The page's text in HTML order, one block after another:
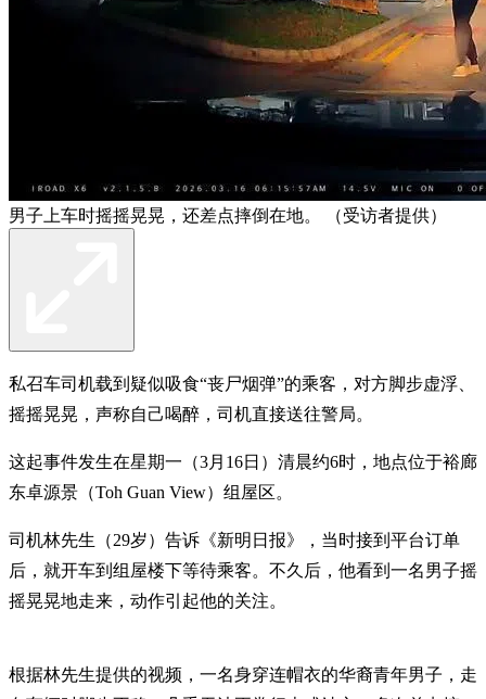
男子上车时摇摇晃晃，还差点摔倒在地。 （受访者提供）
私召车司机载到疑似吸食“丧尸烟弹”的乘客，对方脚步虚浮、
摇摇晃晃，声称自己喝醉，司机直接送往警局。
这起事件发生在星期一（3月16日）清晨约6时，地点位于裕廊
东卓源景（Toh Guan View）组屋区。
司机林先生（29岁）告诉《新明日报》，当时接到平台订单
后，就开车到组屋楼下等待乘客。不久后，他看到一名男子摇
摇晃晃地走来，动作引起他的关注。
根据林先生提供的视频，一名身穿连帽衣的华裔青年男子，走